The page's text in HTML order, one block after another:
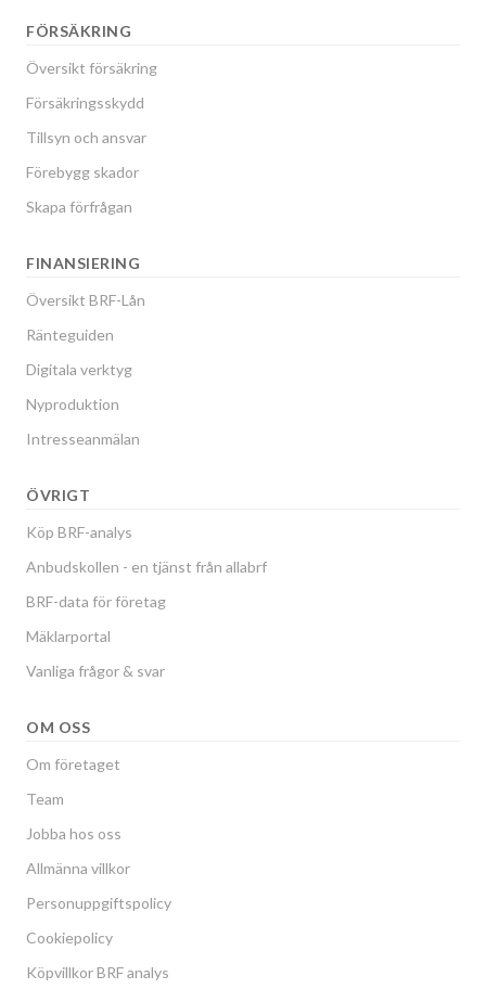
FÖRSÄKRING
Översikt försäkring
Försäkringsskydd
Tillsyn och ansvar
Förebygg skador
Skapa förfrågan
FINANSIERING
Översikt BRF-Lån
Ränteguiden
Digitala verktyg
Nyproduktion
Intresseanmälan
ÖVRIGT
Köp BRF-analys
Anbudskollen - en tjänst från allabrf
BRF-data för företag
Mäklarportal
Vanliga frågor & svar
OM OSS
Om företaget
Team
Jobba hos oss
Allmänna villkor
Personuppgiftspolicy
Cookiepolicy
Köpvillkor BRF analys